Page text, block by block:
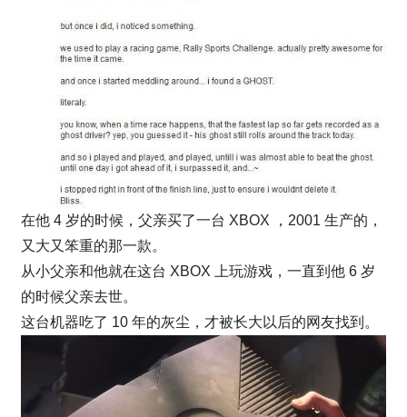
在他 4 岁的时候，父亲买了一台 XBOX ，2001 生产的，
又大又笨重的那一款。
从小父亲和他就在这台 XBOX 上玩游戏，一直到他 6 岁
的时候父亲去世。
这台机器吃了 10 年的灰尘，才被长大以后的网友找到。